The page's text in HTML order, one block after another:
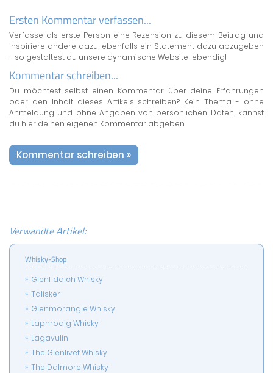
Ersten Kommentar verfassen...
Verfasse als erste Person eine Rezension zu diesem Beitrag und
inspiriere andere dazu, ebenfalls ein Statement dazu abzugeben
- so gestaltest du unsere dynamische Website lebendig!
Kommentar schreiben...
Du möchtest selbst einen Kommentar über deine Erfahrungen
oder den Inhalt dieses Artikels schreiben? Kein Thema - ohne
Anmeldung und ohne Angaben von persönlichen Daten, kannst
du hier deinen eigenen Kommentar abgeben:
Kommentar schreiben »
Verwandte Artikel:
Whisky-Shop
Glenfiddich Whisky
Talisker
Glenmorangie Whisky
Laphroaig Whisky
Lagavulin
The Glenlivet Whisky
The Dalmore Whisky